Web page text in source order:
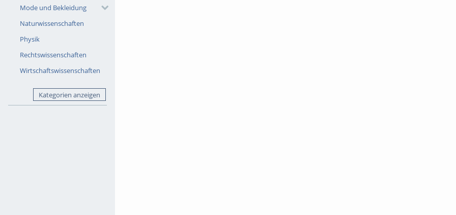
Mode und Bekleidung
Naturwissenschaften
Physik
Rechtswissenschaften
Wirtschaftswissenschaften
Kategorien anzeigen